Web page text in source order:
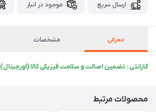
ارسال سریع موجود در انبار
معرفی مشخصات
گارانتی : تضمین اصالت و سلامت فیزیکی کالا (اورجینال)
محصولات مرتبط